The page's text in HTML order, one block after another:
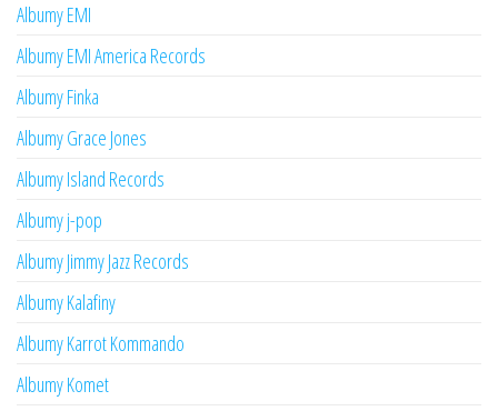
Albumy EMI
Albumy EMI America Records
Albumy Finka
Albumy Grace Jones
Albumy Island Records
Albumy j-pop
Albumy Jimmy Jazz Records
Albumy Kalafiny
Albumy Karrot Kommando
Albumy Komet